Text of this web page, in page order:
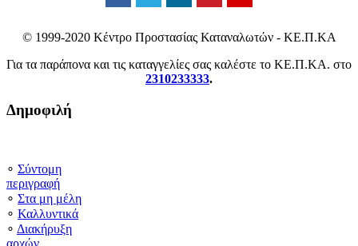
© 1999-2020 Κέντρο Προστασίας Καταναλωτών - ΚΕ.Π.ΚΑ
Για τα παράπονα και τις καταγγελίες σας καλέστε το ΚΕ.Π.ΚΑ. στο
2310233333.
Δημοφιλή
∘ Σύντομη
περιγραφή
∘ Στα μη μέλη
∘ Καλλυντικά
∘ Διακήρυξη
αρχών